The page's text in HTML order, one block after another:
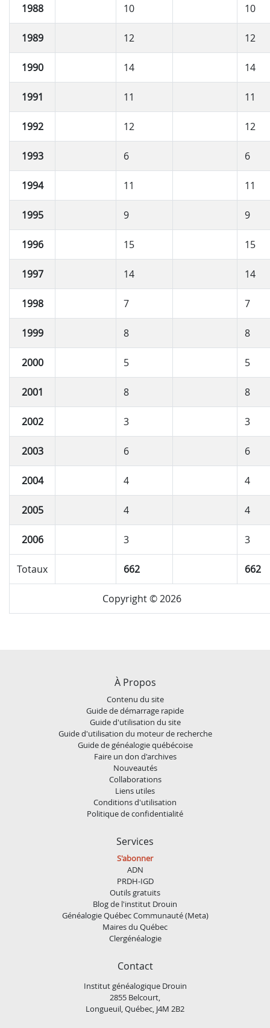
1988 10 10
1989 12 12
1990 14 14
1991 11 11
1992 12 12
1993 6 6
1994 11 11
1995 9 9
1996 15 15
1997 14 14
1998 7 7
1999 8 8
2000 5 5
2001 8 8
2002 3 3
2003 6 6
2004 4 4
2005 4 4
2006 3 3
Totaux 662 662
Copyright © 2026
À Propos
Contenu du site
Guide de démarrage rapide
Guide d'utilisation du site
Guide d'utilisation du moteur de recherche
Guide de généalogie québécoise
Faire un don d'archives
Nouveautés
Collaborations
Liens utiles
Conditions d'utilisation
Politique de confidentialité
Services
S'abonner
ADN
PRDH-IGD
Outils gratuits
Blog de l'institut Drouin
Généalogie Québec Communauté (Meta)
Maires du Québec
Clergénéalogie
Contact
Institut généalogique Drouin
2855 Belcourt,
Longueuil, Québec, J4M 2B2